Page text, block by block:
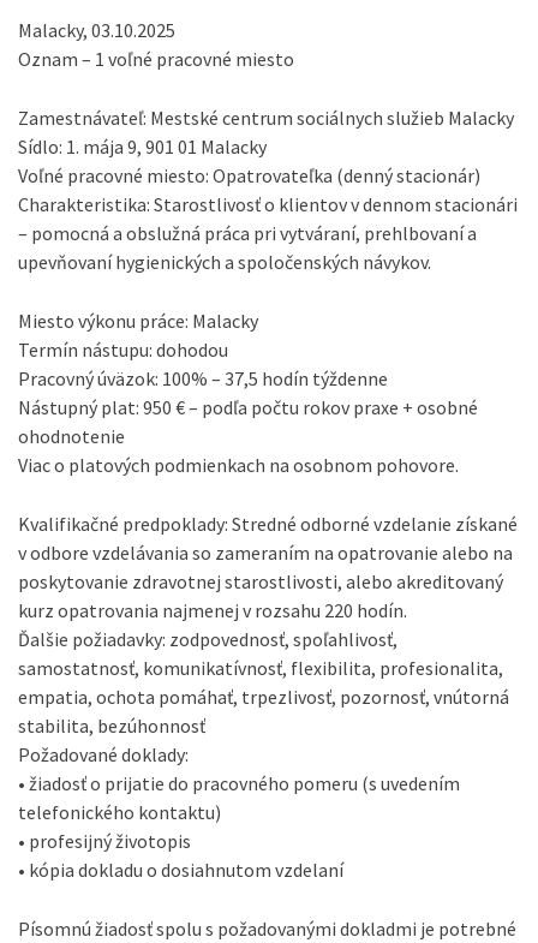
Malacky, 03.10.2025
Oznam – 1 voľné pracovné miesto
Zamestnávateľ: Mestské centrum sociálnych služieb Malacky
Sídlo: 1. mája 9, 901 01 Malacky
Voľné pracovné miesto: Opatrovateľka (denný stacionár)
Charakteristika: Starostlivosť o klientov v dennom stacionári
– pomocná a obslužná práca pri vytváraní, prehlbovaní a
upevňovaní hygienických a spoločenských návykov.
Miesto výkonu práce: Malacky
Termín nástupu: dohodou
Pracovný úväzok: 100% – 37,5 hodín týždenne
Nástupný plat: 950 € – podľa počtu rokov praxe + osobné
ohodnotenie
Viac o platových podmienkach na osobnom pohovore.
Kvalifikačné predpoklady: Stredné odborné vzdelanie získané
v odbore vzdelávania so zameraním na opatrovanie alebo na
poskytovanie zdravotnej starostlivosti, alebo akreditovaný
kurz opatrovania najmenej v rozsahu 220 hodín.
Ďalšie požiadavky: zodpovednosť, spoľahlivosť,
samostatnosť, komunikatívnosť, flexibilita, profesionalita,
empatia, ochota pomáhať, trpezlivosť, pozornosť, vnútorná
stabilita, bezúhonnosť
Požadované doklady:
• žiadosť o prijatie do pracovného pomeru (s uvedením
telefonického kontaktu)
• profesijný životopis
• kópia dokladu o dosiahnutom vzdelaní
Písomnú žiadosť spolu s požadovanými dokladmi je potrebné